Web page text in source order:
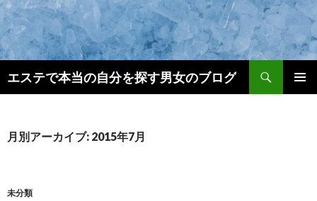
エステで本当の自分を探す男女のブログ
索
ン
キ
月別アーカイブ: 2015年7月
未分類